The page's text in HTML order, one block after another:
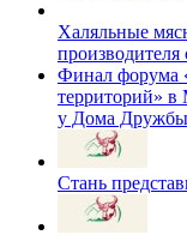
Халяльные
производителя
Финал форума
территорий» в
у Дома Дружбы
Стань